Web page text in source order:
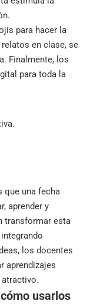
para hacer la
en clase, se
Finalmente, los
para toda la
que una fecha
aprender y
transformar esta
los docentes
aprendizajes
usarlos